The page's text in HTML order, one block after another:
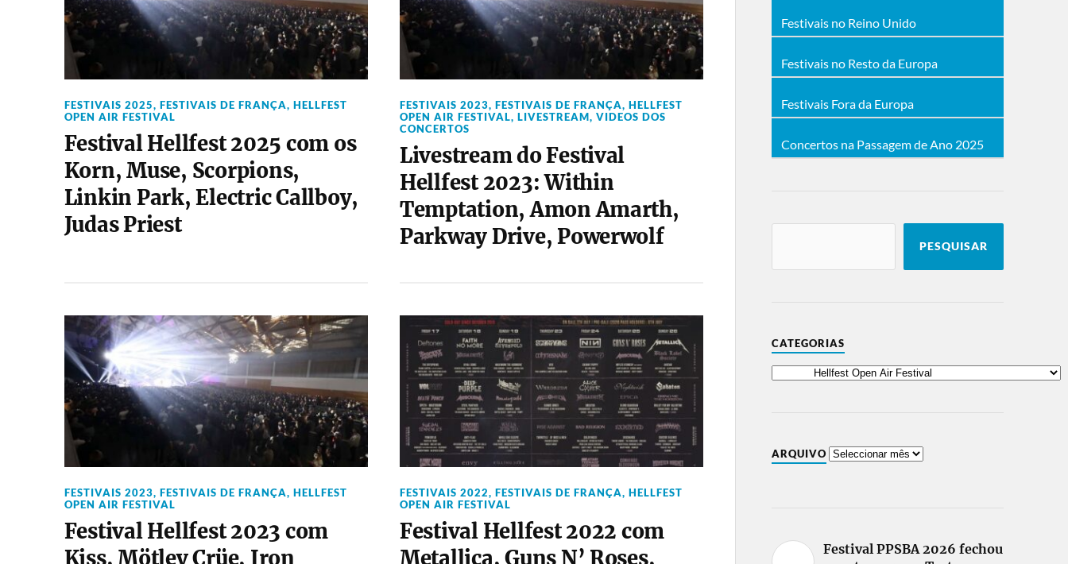
FESTIVAIS 2025, FESTIVAIS DE FRANÇA, HELLFEST
OPEN AIR FESTIVAL
Festival Hellfest 2025 com os
Korn, Muse, Scorpions,
Linkin Park, Electric Callboy,
Judas Priest
FESTIVAIS 2023, FESTIVAIS DE FRANÇA, HELLFEST
OPEN AIR FESTIVAL, LIVESTREAM, VIDEOS DOS
CONCERTOS
Livestream do Festival
Hellfest 2023: Within
Temptation, Amon Amarth,
Parkway Drive, Powerwolf
FESTIVAIS 2023, FESTIVAIS DE FRANÇA, HELLFEST
OPEN AIR FESTIVAL
Festival Hellfest 2023 com
Kiss, Mötley Crüe, Iron
FESTIVAIS 2022, FESTIVAIS DE FRANÇA, HELLFEST
OPEN AIR FESTIVAL
Festival Hellfest 2022 com
Metallica, Guns N’ Roses,
Festivais no Reino Unido
Festivais no Resto da Europa
Festivais Fora da Europa
Concertos na Passagem de Ano 2025
PESQUISAR
CATEGORIAS
ARQUIVO
Festival PPSBA 2026 fechou